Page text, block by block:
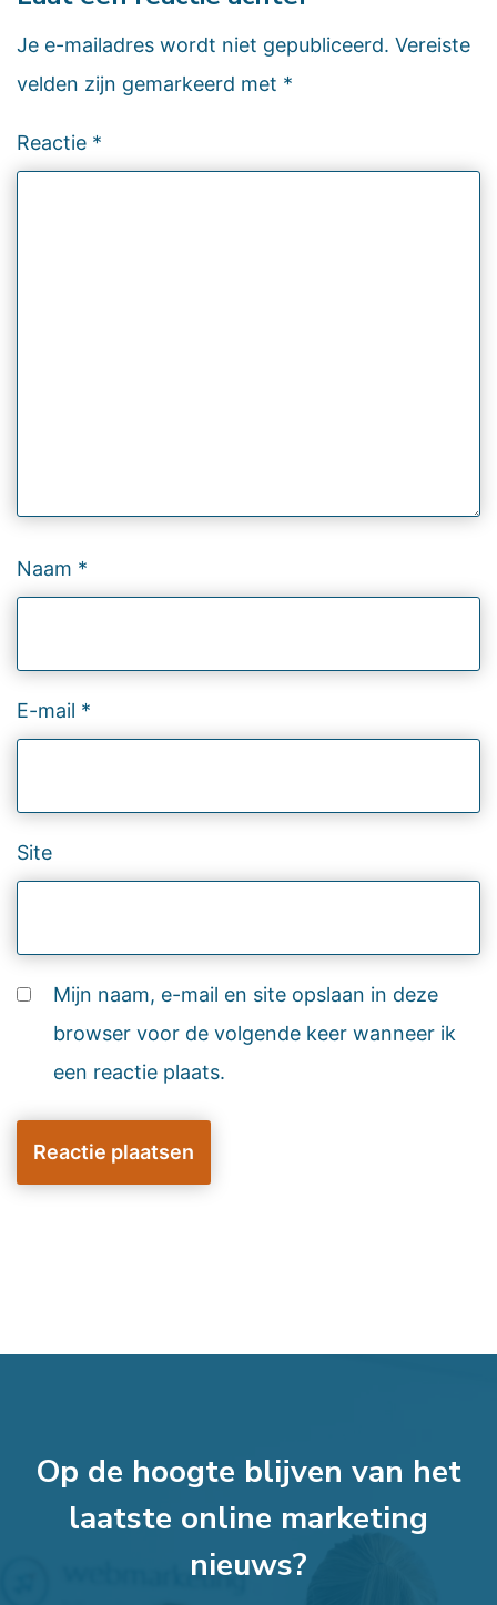
Je e-mailadres wordt niet gepubliceerd. Vereiste
velden zijn gemarkeerd met *
Reactie *
Naam *
E-mail *
Site
Mijn naam, e-mail en site opslaan in deze
browser voor de volgende keer wanneer ik
een reactie plaats.
Op de hoogte blijven van het
laatste online marketing
nieuws?